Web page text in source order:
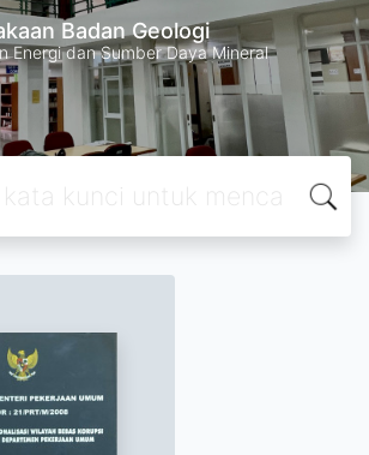
Badan Geologi
Energi dan Sumber Daya Mineral